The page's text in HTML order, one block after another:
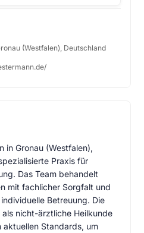
(Westfalen), Deutschland
in Gronau (Westfalen),
Praxis für
Das Team behandelt
mit fachlicher Sorgfalt und
Betreuung. Die
nicht-ärztliche Heilkunde
Standards, um